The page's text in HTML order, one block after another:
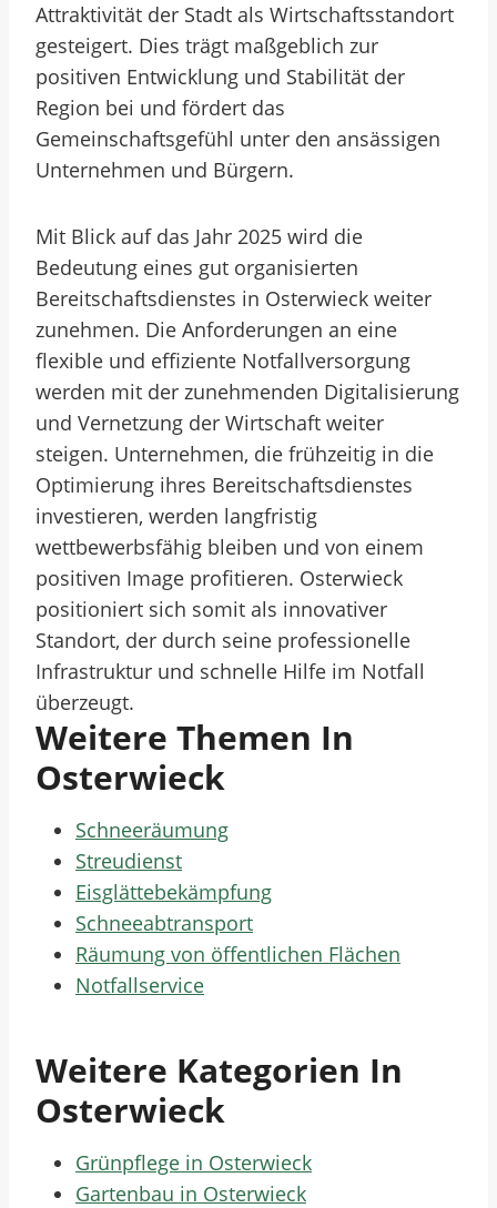
Attraktivität der Stadt als Wirtschaftsstandort
gesteigert. Dies trägt maßgeblich zur
positiven Entwicklung und Stabilität der
Region bei und fördert das
Gemeinschaftsgefühl unter den ansässigen
Unternehmen und Bürgern.
Mit Blick auf das Jahr 2025 wird die
Bedeutung eines gut organisierten
Bereitschaftsdienstes in Osterwieck weiter
zunehmen. Die Anforderungen an eine
flexible und effiziente Notfallversorgung
werden mit der zunehmenden Digitalisierung
und Vernetzung der Wirtschaft weiter
steigen. Unternehmen, die frühzeitig in die
Optimierung ihres Bereitschaftsdienstes
investieren, werden langfristig
wettbewerbsfähig bleiben und von einem
positiven Image profitieren. Osterwieck
positioniert sich somit als innovativer
Standort, der durch seine professionelle
Infrastruktur und schnelle Hilfe im Notfall
überzeugt.
Weitere Themen In
Osterwieck
Schneeräumung
Streudienst
Eisglättebekämpfung
Schneeabtransport
Räumung von öffentlichen Flächen
Notfallservice
Weitere Kategorien In
Osterwieck
Grünpflege in Osterwieck
Gartenbau in Osterwieck